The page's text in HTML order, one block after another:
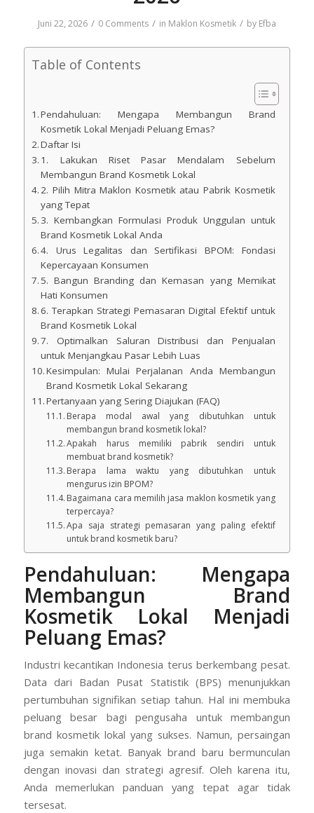
Juni 22, 2026 / 0 Comments / in Maklon Kosmetik / by Efba
Table of Contents
Pendahuluan: Mengapa Membangun Brand
Kosmetik Lokal Menjadi Peluang Emas?
Daftar Isi
1. Lakukan Riset Pasar Mendalam Sebelum
Membangun Brand Kosmetik Lokal
2. Pilih Mitra Maklon Kosmetik atau Pabrik Kosmetik
yang Tepat
3. Kembangkan Formulasi Produk Unggulan untuk
Brand Kosmetik Lokal Anda
4. Urus Legalitas dan Sertifikasi BPOM: Fondasi
Kepercayaan Konsumen
5. Bangun Branding dan Kemasan yang Memikat
Hati Konsumen
6. Terapkan Strategi Pemasaran Digital Efektif untuk
Brand Kosmetik Lokal
7. Optimalkan Saluran Distribusi dan Penjualan
untuk Menjangkau Pasar Lebih Luas
Kesimpulan: Mulai Perjalanan Anda Membangun
Brand Kosmetik Lokal Sekarang
Pertanyaan yang Sering Diajukan (FAQ)
Berapa modal awal yang dibutuhkan untuk
membangun brand kosmetik lokal?
Apakah harus memiliki pabrik sendiri untuk
membuat brand kosmetik?
Berapa lama waktu yang dibutuhkan untuk
mengurus izin BPOM?
Bagaimana cara memilih jasa maklon kosmetik yang
terpercaya?
Apa saja strategi pemasaran yang paling efektif
untuk brand kosmetik baru?
Pendahuluan: Mengapa
Membangun Brand
Kosmetik Lokal Menjadi
Peluang Emas?
Industri kecantikan Indonesia terus berkembang pesat.
Data dari Badan Pusat Statistik (BPS) menunjukkan
pertumbuhan signifikan setiap tahun. Hal ini membuka
peluang besar bagi pengusaha untuk membangun
brand kosmetik lokal yang sukses. Namun, persaingan
juga semakin ketat. Banyak brand baru bermunculan
dengan inovasi dan strategi agresif. Oleh karena itu,
Anda memerlukan panduan yang tepat agar tidak
tersesat.